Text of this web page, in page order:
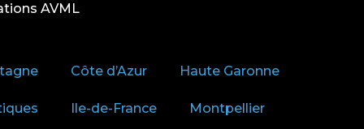
AVML
Côte d’Azur Haute Garonne
Ile-de-France Montpellier